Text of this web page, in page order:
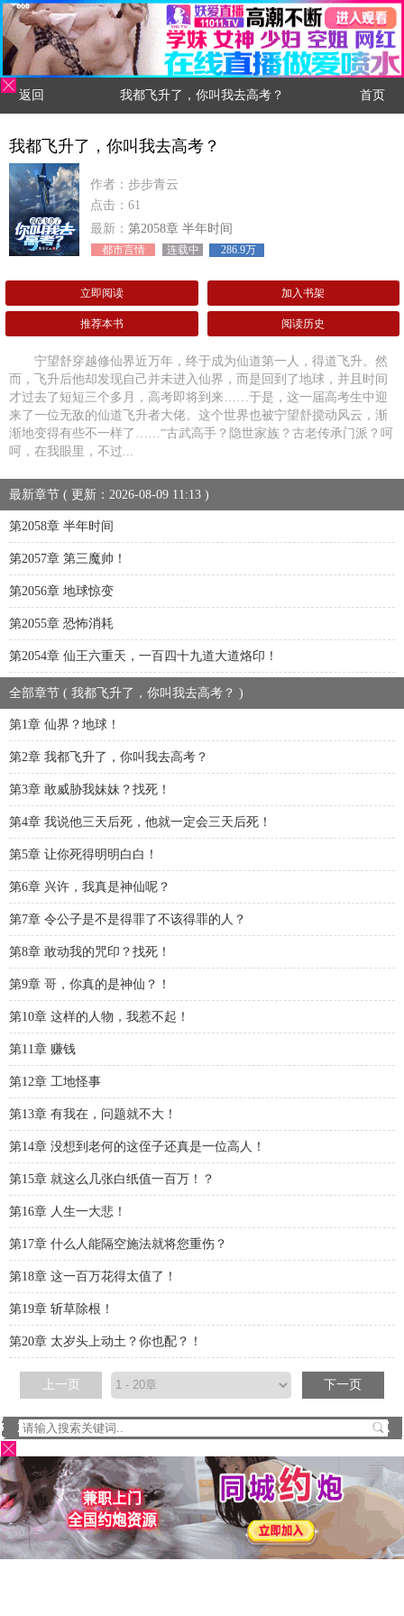
返回 我都飞升了，你叫我去高考？ 首页
我都飞升了，你叫我去高考？
作者：步步青云
点击：61
最新： 第2058章 半年时间
都市言情 连载中 286.9万
立即阅读 加入书架
推荐本书 阅读历史
宁望舒穿越修仙界近万年，终于成为仙道第一人，得道飞升。然
而，飞升后他却发现自己并未进入仙界，而是回到了地球，并且时间
才过去了短短三个多月，高考即将到来……于是，这一届高考生中迎
来了一位无敌的仙道飞升者大佬。这个世界也被宁望舒搅动风云，渐
渐地变得有些不一样了……“古武高手？隐世家族？古老传承门派？呵
呵，在我眼里，不过...
最新章节 ( 更新：2026-08-09 11:13 )
第2058章 半年时间
第2057章 第三魔帅！
第2056章 地球惊变
第2055章 恐怖消耗
第2054章 仙王六重天，一百四十九道大道烙印！
全部章节 ( 我都飞升了，你叫我去高考？ )
第1章 仙界？地球！
第2章 我都飞升了，你叫我去高考？
第3章 敢威胁我妹妹？找死！
第4章 我说他三天后死，他就一定会三天后死！
第5章 让你死得明明白白！
第6章 兴许，我真是神仙呢？
第7章 令公子是不是得罪了不该得罪的人？
第8章 敢动我的咒印？找死！
第9章 哥，你真的是神仙？！
第10章 这样的人物，我惹不起！
第11章 赚钱
第12章 工地怪事
第13章 有我在，问题就不大！
第14章 没想到老何的这侄子还真是一位高人！
第15章 就这么几张白纸值一百万！？
第16章 人生一大悲！
第17章 什么人能隔空施法就将您重伤？
第18章 这一百万花得太值了！
第19章 斩草除根！
第20章 太岁头上动土？你也配？！
上一页 下一页
首页 我的书架
阅读历史
本站所有作品都是转载小说，如有侵权请告知！